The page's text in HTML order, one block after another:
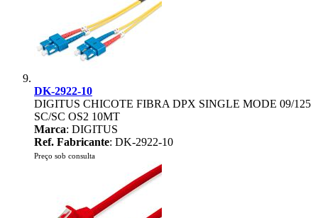
DK-2922-10
DIGITUS CHICOTE FIBRA DPX SINGLE MODE 09/125
SC/SC OS2 10MT
Marca: DIGITUS
Ref. Fabricante: DK-2922-10
Preço sob consulta